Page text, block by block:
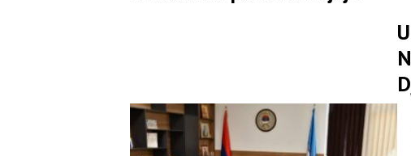
i